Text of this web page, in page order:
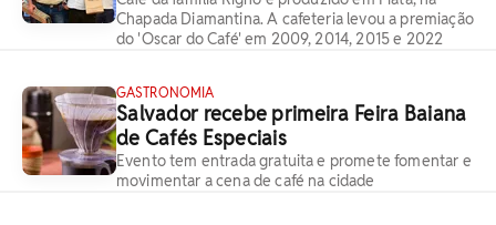
Chapada Diamantina. A cafeteria levou a premiação
do 'Oscar do Café' em 2009, 2014, 2015 e 2022
GASTRONOMIA
Salvador recebe primeira Feira Baiana
de Cafés Especiais
Evento tem entrada gratuita e promete fomentar e
movimentar a cena de café na cidade